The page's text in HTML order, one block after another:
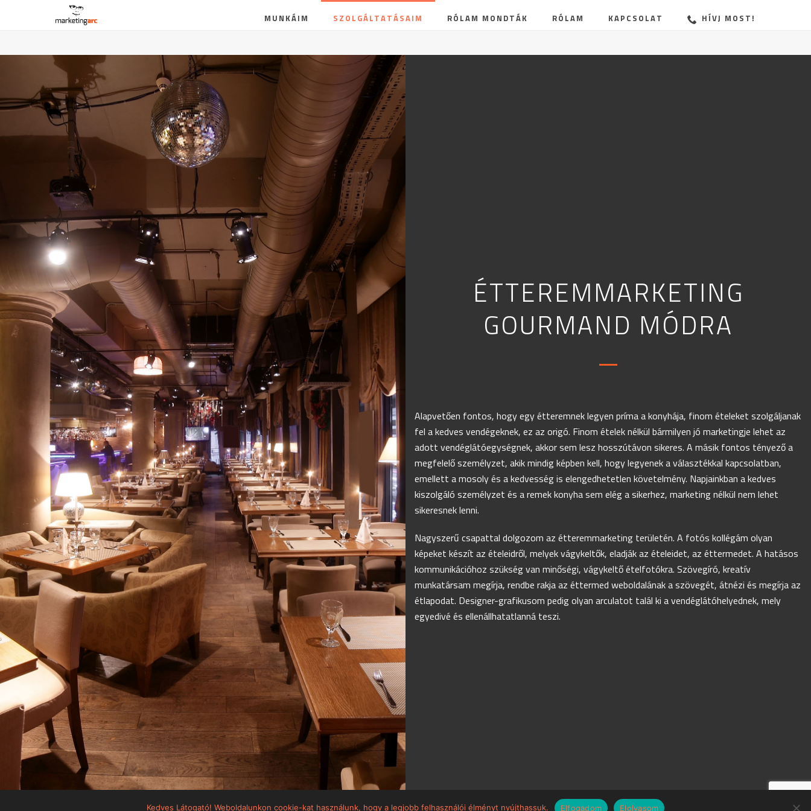
MUNKÁIM SZOLGÁLTATÁSAIM RÓLAM MONDTÁK RÓLAM KAPCSOLAT HÍVJ MOST!
ÉTTEREMMARKETING
GOURMAND MÓDRA
Alapvetően fontos, hogy egy étteremnek legyen príma a konyhája, finom ételeket szolgáljanak
fel a kedves vendégeknek, ez az origó. Finom ételek nélkül bármilyen jó marketingje lehet az
adott vendéglátóegységnek, akkor sem lesz hosszútávon sikeres. A másik fontos tényező a
megfelelő személyzet, akik mindig képben kell, hogy legyenek a választékkal kapcsolatban,
emellett a mosoly és a kedvesség is elengedhetetlen követelmény. Napjainkban a kedves
kiszolgáló személyzet és a remek konyha sem elég a sikerhez, marketing nélkül nem lehet
sikeresnek lenni.
Nagyszerű csapattal dolgozom az étteremmarketing területén. A fotós kollégám olyan
képeket készít az ételeidről, melyek vágykeltők, eladják az ételeidet, az éttermedet. A hatásos
kommunikációhoz szükség van minőségi, vágykeltő ételfotókra. Szövegíró, kreatív
munkatársam megírja, rendbe rakja az éttermed weboldalának a szövegét, átnézi és megírja az
étlapodat. Designer-grafikusom pedig olyan arculatot talál ki a vendéglátóhelyednek, mely
egyedivé és ellenállhatatlanná teszi.
Kedves Látogató! Weboldalunkon cookie-kat használunk, hogy a legjobb felhasználói élményt nyújthassuk. Elfogadom Elolvasom